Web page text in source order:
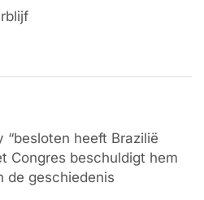
“besloten heeft Brazilië
Congres beschuldigt hem
de geschiedenis